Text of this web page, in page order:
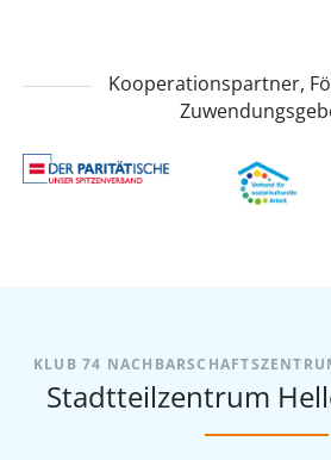
Kooperationspartner,
KLUB 74
Stadtteilzentrum